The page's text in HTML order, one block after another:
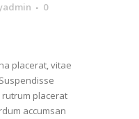
0
placerat, vitae
placerat
accumsan